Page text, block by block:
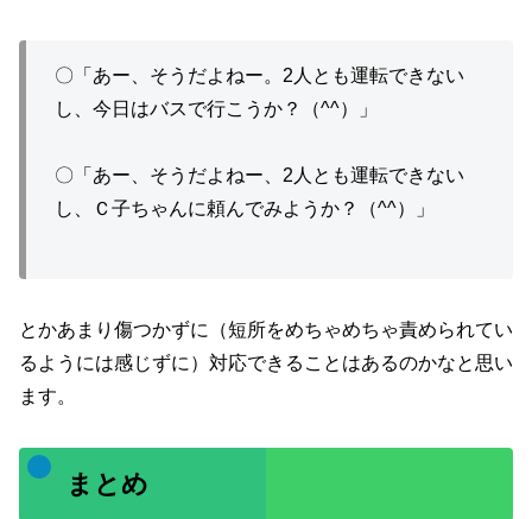
〇「あー、そうだよねー。2人とも運転できない
し、今日はバスで行こうか？（^^）」
〇「あー、そうだよねー、2人とも運転できない
し、Ｃ子ちゃんに頼んでみようか？（^^）」
とかあまり傷つかずに（短所をめちゃめちゃ責められてい
るようには感じずに）対応できることはあるのかなと思い
ます。
まとめ